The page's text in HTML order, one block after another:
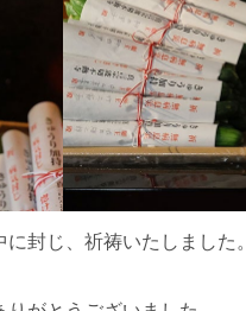
封じ、祈祷いたしました。